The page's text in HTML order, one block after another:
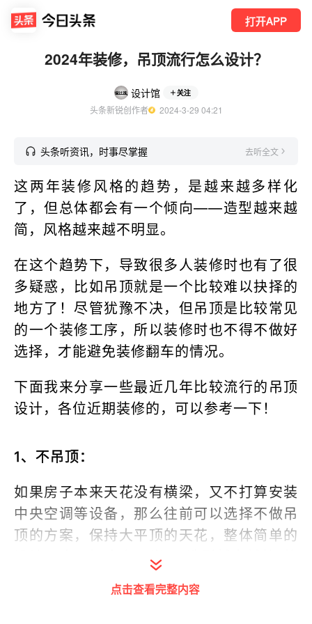
打开APP
2024年装修，吊顶流行怎么设计？
设计馆 关注
头条新锐创作者
  2024-3-29 04:21
头条听资讯，时事尽掌握 去听全文
这两年装修风格的趋势，是越来越多样化
了，但总体都会有一个倾向——造型越来越
简，风格越来越不明显。
在这个趋势下，导致很多人装修时也有了很
多疑惑，比如吊顶就是一个比较难以抉择的
地方了！尽管犹豫不决，但吊顶是比较常见
的一个装修工序，所以装修时也不得不做好
选择，才能避免装修翻车的情况。
下面我来分享一些最近几年比较流行的吊顶
设计，各位近期装修的，可以参考一下！
1、不吊顶：
如果房子本来天花没有横梁，又不打算安装
中央空调等设备，那么往前可以选择不做吊
顶的方案，保持大平顶的天花，整体简单的
设计，也正好迎合了当下“造型越来越简”的
装修趋势，并且不吊顶的房子层高也比较
大，空间感会更开阔。
点击查看完整内容